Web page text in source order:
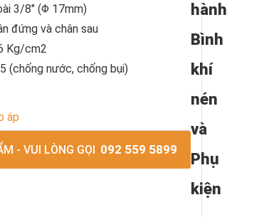
3/8″ (Φ 17mm)
đứng và chân sau
Kg/cm2
(chống nước, chống bụi)
áp
- VUI LÒNG GỌI 092 559 5899
hành
Bình
khí
nén
và
Phụ
kiện